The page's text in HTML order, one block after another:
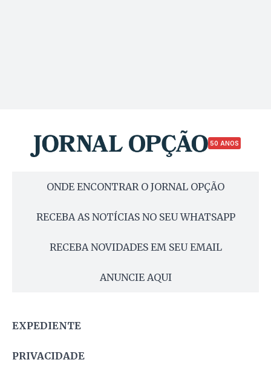
50 ANOS
ONDE ENCONTRAR O JORNAL OPÇÃO
RECEBA AS NOTÍCIAS NO SEU WHATSAPP
RECEBA NOVIDADES EM SEU EMAIL
ANUNCIE AQUI
EXPEDIENTE
PRIVACIDADE